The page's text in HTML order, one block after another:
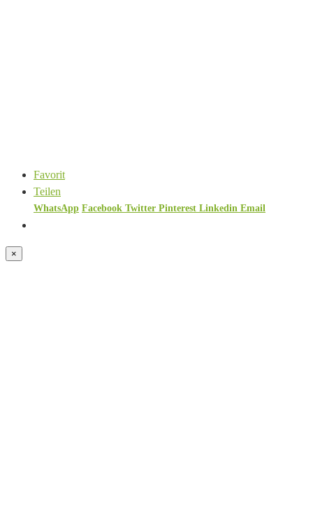
Favorit
Teilen
WhatsApp Facebook Twitter Pinterest Linkedin Email
×